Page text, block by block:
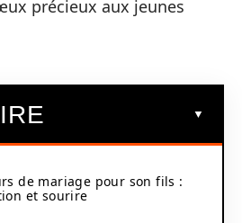
précieux aux jeunes
de mariage pour son fils :
et sourire